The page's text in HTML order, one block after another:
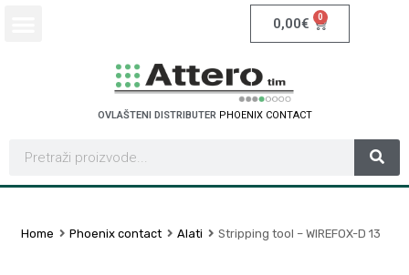
0,00€ 0
OVLAŠTENI DISTRIBUTER PHOENIX CONTACT
Home Phoenix contact Alati Stripping tool – WIREFOX-D 13